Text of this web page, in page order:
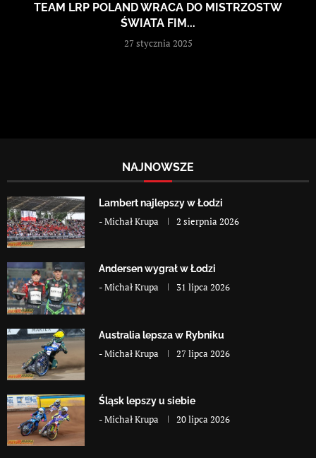
TEAM LRP POLAND WRACA DO MISTRZOSTW
ŚWIATA FIM...
27 stycznia 2025
NAJNOWSZE
Lambert najlepszy w Łodzi
-Michał Krupa 2 sierpnia 2026
Andersen wygrał w Łodzi
-Michał Krupa 31 lipca 2026
Australia lepsza w Rybniku
-Michał Krupa 27 lipca 2026
Śląsk lepszy u siebie
-Michał Krupa 20 lipca 2026